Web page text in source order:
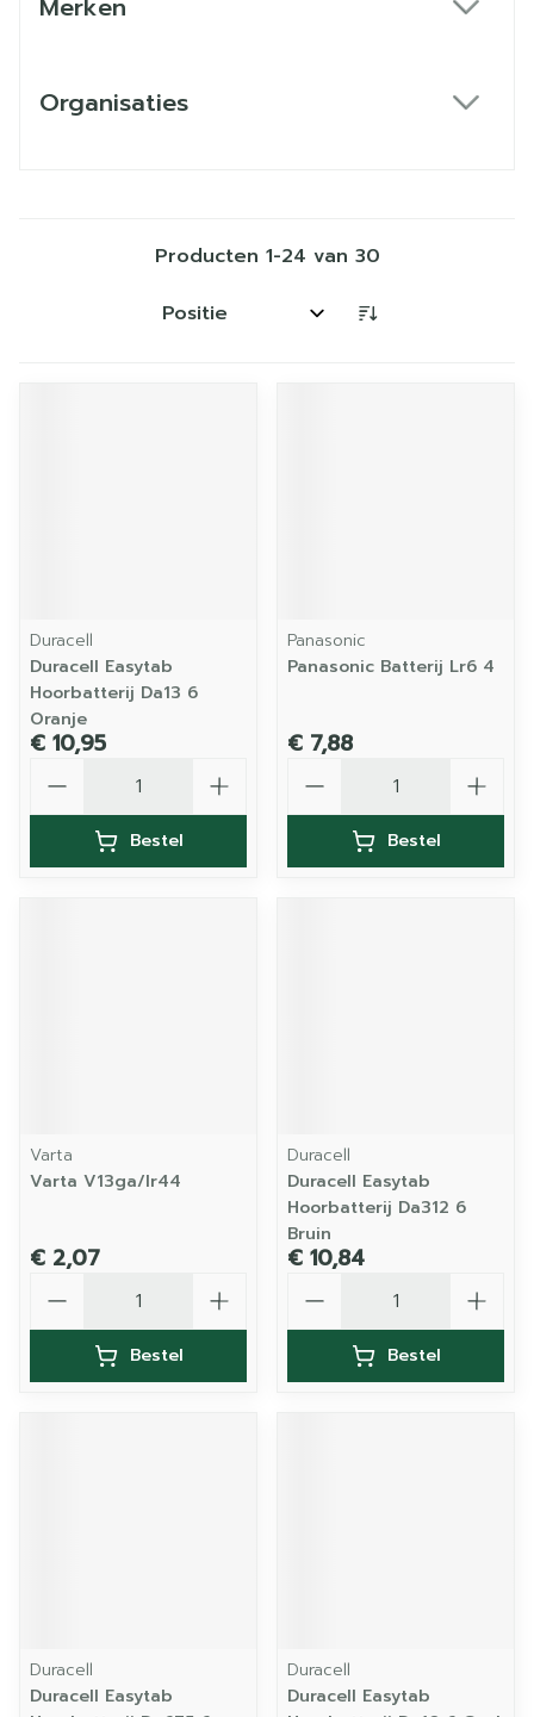
Merken
Organisaties
Producten 1-24 van 30
Sorteer op:
Duracell
Duracell Easytab
Hoorbatterij Da13 6
Oranje
€ 10,95
Bestel
Panasonic
Panasonic Batterij Lr6 4
€ 7,88
Bestel
Varta
Varta V13ga/lr44
€ 2,07
Bestel
Duracell
Duracell Easytab
Hoorbatterij Da312 6
Bruin
€ 10,84
Bestel
Duracell
Duracell Easytab
Duracell
Duracell Easytab